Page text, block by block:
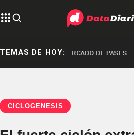
TEMAS DE HOY:
PLATA MERCADO DE PASES
CICLOGÉNESIS